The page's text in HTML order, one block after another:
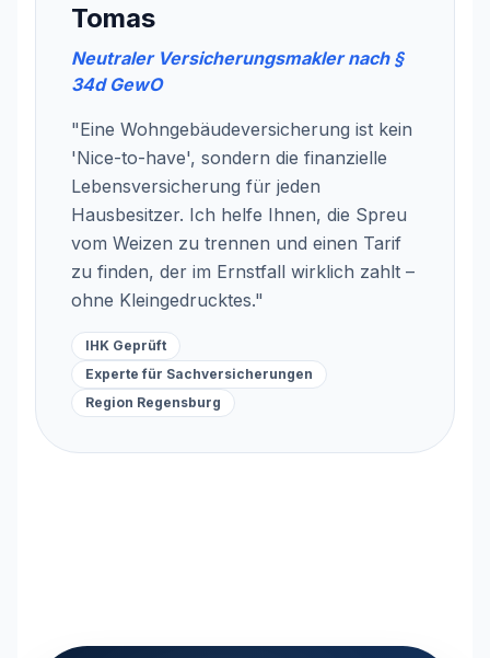
Tomas
Neutraler Versicherungsmakler nach §
34d GewO
"Eine Wohngebäudeversicherung ist kein
'Nice-to-have', sondern die finanzielle
Lebensversicherung für jeden
Hausbesitzer. Ich helfe Ihnen, die Spreu
vom Weizen zu trennen und einen Tarif
zu finden, der im Ernstfall wirklich zahlt –
ohne Kleingedrucktes."
IHK Geprüft
Experte für Sachversicherungen
Region Regensburg